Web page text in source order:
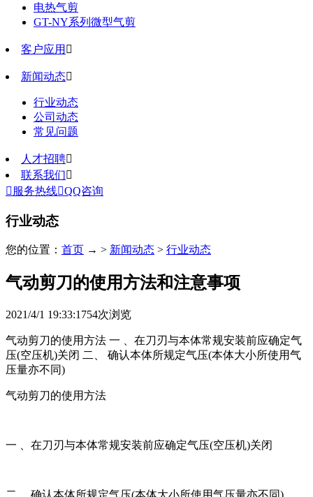
电热气剪
GT-NY系列微型气剪
客户应用 
新闻动态
行业动态
公司动态
常见问题
人才招聘
联系我们
 服务热线QQ咨询
行业动态
您的位置： 首页 → > 新闻动态 > 行业动态
气动剪刀的使用方法和注意事项
2021/4/1 19:33:1754次浏览
气动剪刀的使用方法 一 、在刀刃与本体常规安装前应确定气
压(空压机)关闭 二、 确认本体所规定气压(本体大小所使用气
压量亦不同)
气动剪刀的使用方法
一 、在刀刃与本体常规安装前应确定气压(空压机)关闭